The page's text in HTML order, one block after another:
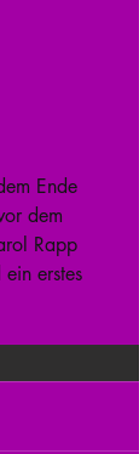
Ende
dem
Rapp
erstes